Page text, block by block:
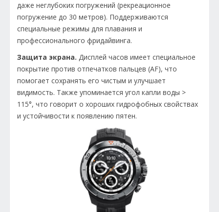
даже неглубоких погружений (рекреационное
погружение до 30 метров). Поддерживаются
специальные режимы для плавания и
профессионального фридайвинга.
Защита экрана. Дисплей часов имеет специальное
покрытие против отпечатков пальцев (AF), что
помогает сохранять его чистым и улучшает
видимость. Также упоминается угол капли воды >
115°, что говорит о хороших гидрофобных свойствах
и устойчивости к появлению пятен.